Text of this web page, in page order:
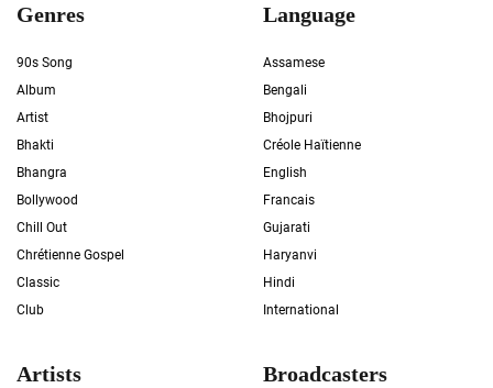
Genres
90s Song
Album
Artist
Bhakti
Bhangra
Bollywood
Chill Out
Chrétienne Gospel
Classic
Club
Language
Assamese
Bengali
Bhojpuri
Créole Haïtienne
English
Francais
Gujarati
Haryanvi
Hindi
International
Artists Broadcasters